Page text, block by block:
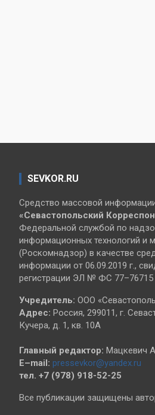
SEVKOR.RU
Средство массовой
«Севастопольский
Федеральной службой по
информационных технологий и
(Роскомнадзор) в качестве
информации от 06.09.2019 г.,
регистрации ЭЛ № ФС 77–76715
Учредитель: ООО
Адрес: Россия, 299011, г.
Кучера, д. 1, кв. 10А
Главный редактор: Мацкевич
E–mail: pressevkor@yandex.ru
тел. +7 (978) 918-52-25
Все публикации защищены